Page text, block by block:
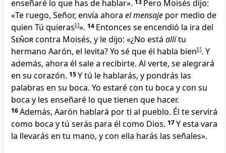
enseñaré lo que has de hablar». 13 Pero Moisés dijo:
«Te ruego, Señor, envía ahora el mensaje por medio de
quien Tú quieras[i]». 14 Entonces se encendió la ira del
Señorcontra Moisés, y le dijo: «¿No está allítu
hermano Aarón, el levita? Yo sé que él habla bien[j]. Y
además, ahora él sale a recibirte. Al verte, se alegrará
en su corazón. 15Y tú le hablarás, y pondrás las
palabras en su boca. Yo estaré con tu boca y con su
boca y les enseñaré lo que tienen que hacer.
16Además, Aarón hablará por ti al pueblo. Él te servirá
como boca y tú serás para él como Dios. 17Y esta vara
la llevarás en tu mano, y con ella harás las señales».